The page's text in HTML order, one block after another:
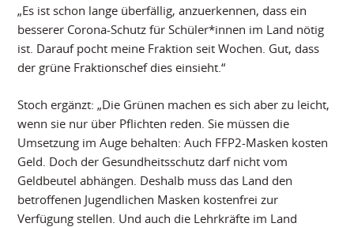
„Es ist schon lange überfällig, anzuerkennen, dass ein
besserer Corona-Schutz für Schüler*innen im Land nötig
ist. Darauf pocht meine Fraktion seit Wochen. Gut, dass
der grüne Fraktionschef dies einsieht.“
Stoch ergänzt: „Die Grünen machen es sich aber zu leicht,
wenn sie nur über Pflichten reden. Sie müssen die
Umsetzung im Auge behalten: Auch FFP2-Masken kosten
Geld. Doch der Gesundheitsschutz darf nicht vom
Geldbeutel abhängen. Deshalb muss das Land den
betroffenen Jugendlichen Masken kostenfrei zur
Verfügung stellen. Und auch die Lehrkräfte im Land